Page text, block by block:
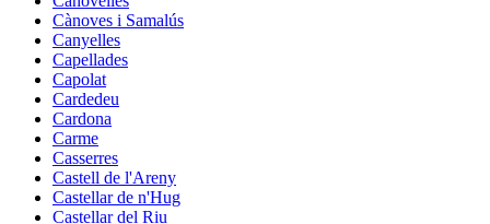
Cànoves i Samalús
Canyelles
Capellades
Capolat
Cardedeu
Cardona
Carme
Casserres
Castell de l'Areny
Castellar de n'Hug
Castellar del Riu